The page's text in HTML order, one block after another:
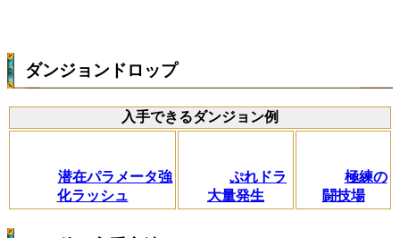
ダンジョンドロップ
入手できるダンジョン例
潜在パラメータ強
化ラッシュ
ぷれドラ
大量発生
極練の
闘技場